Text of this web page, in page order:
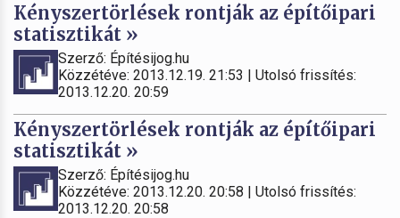
Kényszertörlések rontják az építőipari
statisztikát »
Szerző: Építésijog.hu
Közzétéve: 2013.12.19. 21:53 | Utolsó frissítés:
2013.12.20. 20:59
Kényszertörlések rontják az építőipari
statisztikát »
Szerző: Építésijog.hu
Közzétéve: 2013.12.20. 20:58 | Utolsó frissítés:
2013.12.20. 20:58